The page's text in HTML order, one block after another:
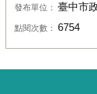
發布單位： 臺中市
點閱次數： 6754